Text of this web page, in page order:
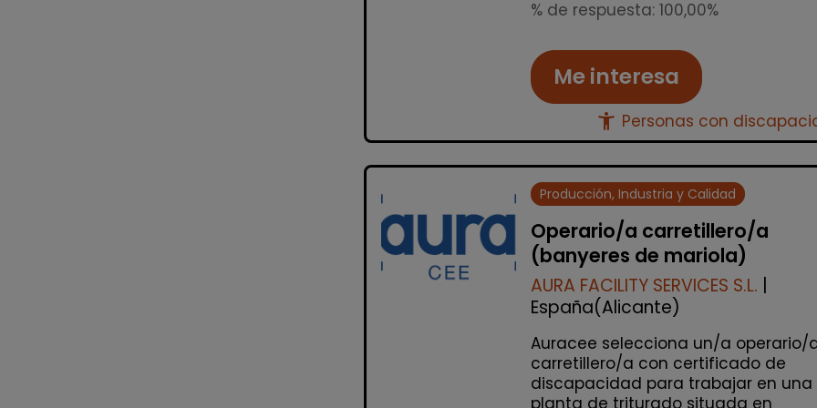
% de respuesta: 100,00%
Me interesa
accessibility_new Personas con
Producción, Industria y Calidad
Operario/a carretillero/a
(banyeres de mariola)
AURA FACILITY SERVICES S.L. |
España(Alicante)
Auracee selecciona un/a operario/
carretillero/a con certificado de
discapacidad para trabajar en una
planta de triturado situada en